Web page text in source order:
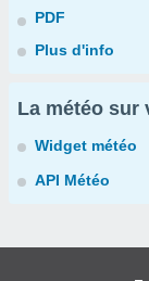
PDF
Plus d'info
La météo sur
Widget météo
API Météo